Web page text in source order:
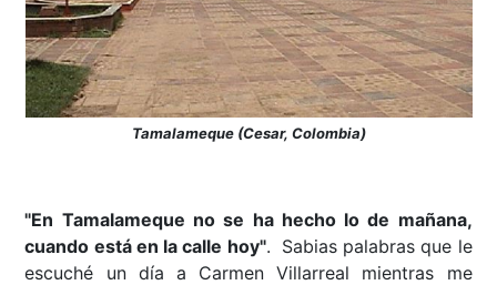
Tamalameque (Cesar, Colombia)
"En Tamalameque no se ha hecho lo de mañana,
cuando está en la calle hoy". Sabias palabras que le
escuché un día a Carmen Villarreal mientras me